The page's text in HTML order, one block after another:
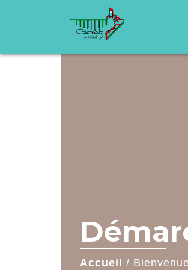
Accueil / Bienvenue